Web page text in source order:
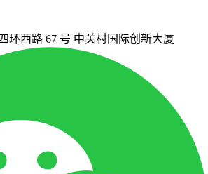
环西路 67 号 中关村国际创新大厦